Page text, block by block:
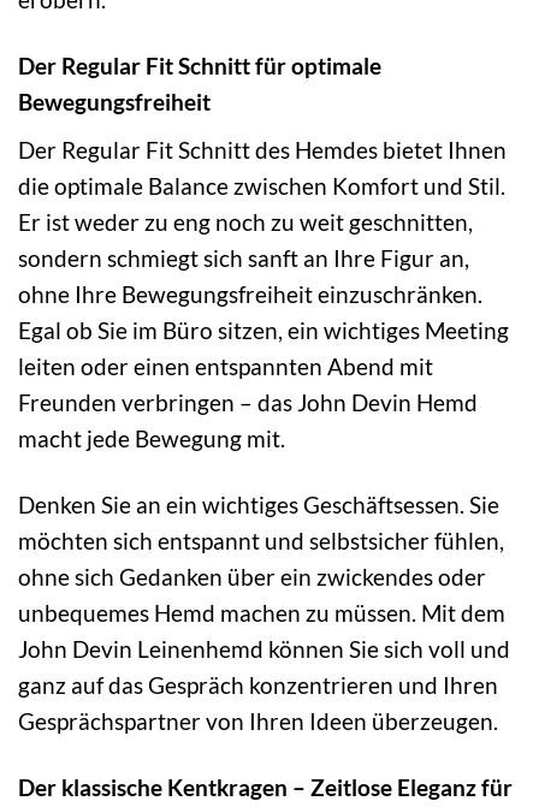
Der Regular Fit Schnitt für optimale
Bewegungsfreiheit
Der Regular Fit Schnitt des Hemdes bietet Ihnen
die optimale Balance zwischen Komfort und Stil.
Er ist weder zu eng noch zu weit geschnitten,
sondern schmiegt sich sanft an Ihre Figur an,
ohne Ihre Bewegungsfreiheit einzuschränken.
Egal ob Sie im Büro sitzen, ein wichtiges Meeting
leiten oder einen entspannten Abend mit
Freunden verbringen – das John Devin Hemd
macht jede Bewegung mit.
Denken Sie an ein wichtiges Geschäftsessen. Sie
möchten sich entspannt und selbstsicher fühlen,
ohne sich Gedanken über ein zwickendes oder
unbequemes Hemd machen zu müssen. Mit dem
John Devin Leinenhemd können Sie sich voll und
ganz auf das Gespräch konzentrieren und Ihren
Gesprächspartner von Ihren Ideen überzeugen.
Der klassische Kentkragen – Zeitlose Eleganz für